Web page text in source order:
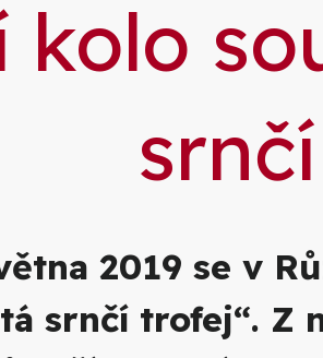
kolo
2019 se v
srnčí trofej“. Z